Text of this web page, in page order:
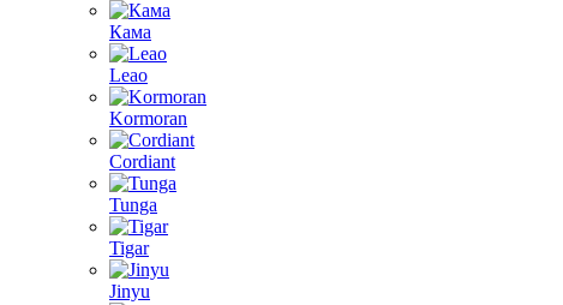
Кама
Leao
Kormoran
Cordiant
Tunga
Tigar
Jinyu